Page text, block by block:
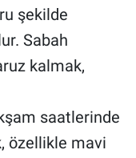
şekilde
Sabah
kalmak,
saatlerinde
özellikle mavi